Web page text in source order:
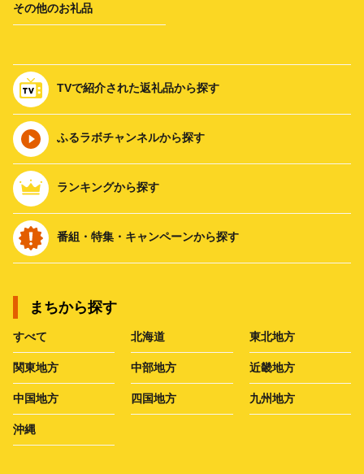
その他のお礼品
TVで紹介された返礼品から探す
ふるラボチャンネルから探す
ランキングから探す
番組・特集・キャンペーンから探す
まちから探す
すべて 北海道 東北地方
関東地方 中部地方 近畿地方
中国地方 四国地方 九州地方
沖縄